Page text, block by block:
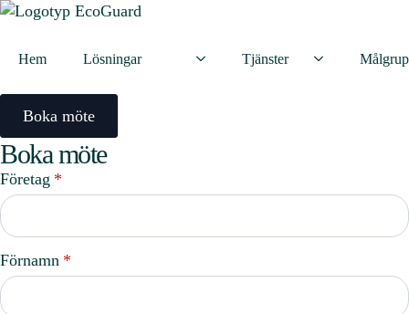
Hem Lösningar Tjänster
Boka möte
Boka möte
Företag *
Förnamn *